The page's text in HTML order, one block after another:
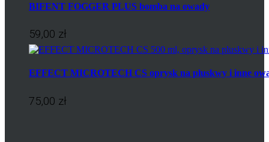
BIFENT FOGGER PLUS bomba na owady
59,00 zł
EFFECT MICROTECH CS oprysk na pluskwy i inne
75,00 zł